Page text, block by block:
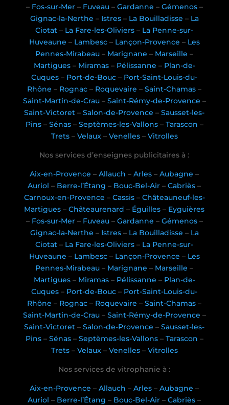
– Fos-sur-Mer– Fuveau– Gardanne – Gémenos–
Gignac-la-Nerthe – Istres– La Bouilladisse – La
Ciotat – La Fare-les-Oliviers – La Penne-sur-
Huveaune – Lambesc– Lançon-Provence – Les
Pennes-Mirabeau – Marignane – Marseille –
Martigues– Miramas– Pélissanne – Plan-de-
Cuques – Port-de-Bouc – Port-Saint-Louis-du-
Rhône – Rognac – Roquevaire –Saint-Chamas –
Saint-Martin-de-Crau– Saint-Rémy-de-Provence –
Saint-Victoret –Salon-de-Provence –Sausset-les-
Pins– Sénas– Septèmes-les-Vallons– Tarascon –
Trets– Velaux– Venelles– Vitrolles
Nos services d’enseignes publicitaires à :
Aix-en-Provence –Allauch –Arles –Aubagne –
Auriol – Berre-l’Étang – Bouc-Bel-Air –Cabriès –
Carnoux-en-Provence – Cassis– Châteauneuf-les-
Martigues –Châteaurenard – Éguilles – Eyguières
– Fos-sur-Mer– Fuveau– Gardanne – Gémenos–
Gignac-la-Nerthe – Istres– La Bouilladisse – La
Ciotat – La Fare-les-Oliviers – La Penne-sur-
Huveaune – Lambesc– Lançon-Provence – Les
Pennes-Mirabeau – Marignane – Marseille –
Martigues– Miramas– Pélissanne – Plan-de-
Cuques – Port-de-Bouc – Port-Saint-Louis-du-
Rhône – Rognac – Roquevaire –Saint-Chamas –
Saint-Martin-de-Crau– Saint-Rémy-de-Provence –
Saint-Victoret –Salon-de-Provence –Sausset-les-
Pins– Sénas– Septèmes-les-Vallons– Tarascon –
Trets– Velaux– Venelles– Vitrolles
Nos services de vitrophanie à :
Aix-en-Provence –Allauch –Arles –Aubagne –
Auriol – Berre-l’Étang – Bouc-Bel-Air –Cabriès –